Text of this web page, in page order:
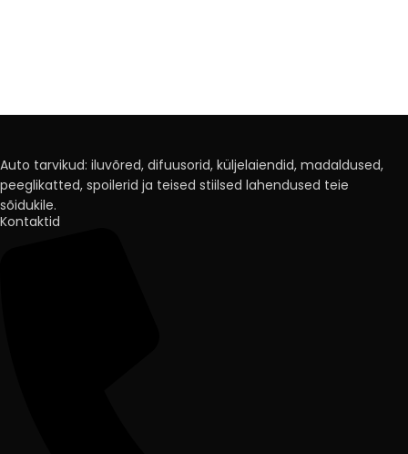
Auto tarvikud: iluvõred, difuusorid, küljelaiendid, madaldused,
peeglikatted, spoilerid ja teised stiilsed lahendused teie
sõidukile.
Kontaktid